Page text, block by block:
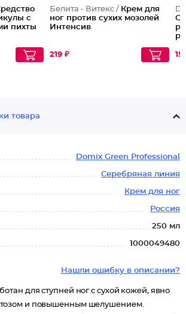
с
пихты
Белита - Витекс / Крем для
ног против сухих мозолей
Интенсив
219 ₽
товара
Domix Green Professional
Серебряная линия
Крем для ног
Россия
250 мл
1000049480
Нашли ошибку в описании?
для ступней ног с сухой кожей, явно
и повышенным шелушением.